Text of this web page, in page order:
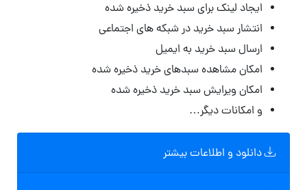
ایجاد لینک برای سبد خرید ذخیره شده
انتشار سبد خرید در شبکه های اجتماعی
ارسال سبد خرید به ایمیل
امکان مشاهده سبدهای خرید ذخیره شده
امکان ویرایش سبد خرید ذخیره شده
و امکانات دیگر…
دانلود و اطلاعات بیشتر